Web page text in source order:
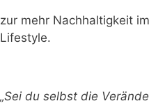
zur mehr Nachhaltigkeit
Lifestyle.
„Sei du selbst die